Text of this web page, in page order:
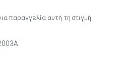
παραγγελία αυτή τη στιγμή